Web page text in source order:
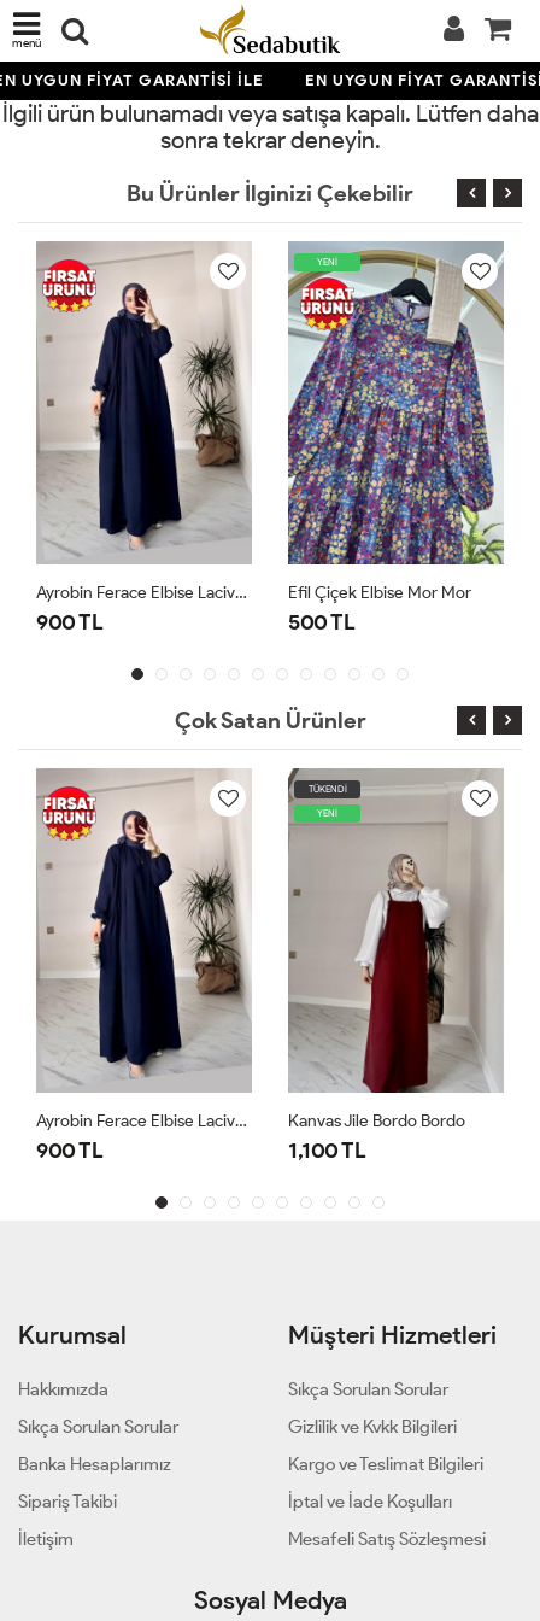
menü
UYGUN FİYAT GARANTİSİ İLE EN UYGUN FİYAT
İlgili ürün bulunamadı veya satışa kapalı. Lütfen daha
sonra tekrar deneyin.
Bu Ürünler İlginizi Çekebilir
Ayrobin Ferace Elbise Lacivert Lacivert
900 TL
YENİ
Efil Çiçek Elbise Mor Mor
500 TL
Çok Satan Ürünler
Ayrobin Ferace Elbise Lacivert Lacivert
900 TL
TÜKENDİ
YENİ
Kanvas Jile Bordo Bordo
1,100 TL
Kurumsal
Hakkımızda
Sıkça Sorulan Sorular
Banka Hesaplarımız
Sipariş Takibi
İletişim
Müşteri Hizmetleri
Sıkça Sorulan Sorular
Gizlilik ve Kvkk Bilgileri
Kargo ve Teslimat Bilgileri
İptal ve İade Koşulları
Mesafeli Satış Sözleşmesi
Sosyal Medya